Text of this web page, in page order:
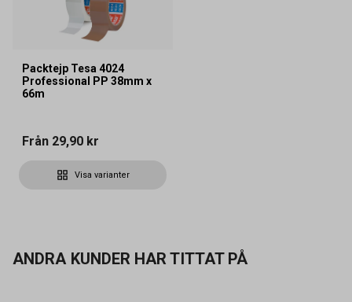
Packtejp Tesa 4024
Professional PP 38mm x
66m
Från 29,90 kr
Visa varianter
ANDRA KUNDER HAR TITTAT PÅ